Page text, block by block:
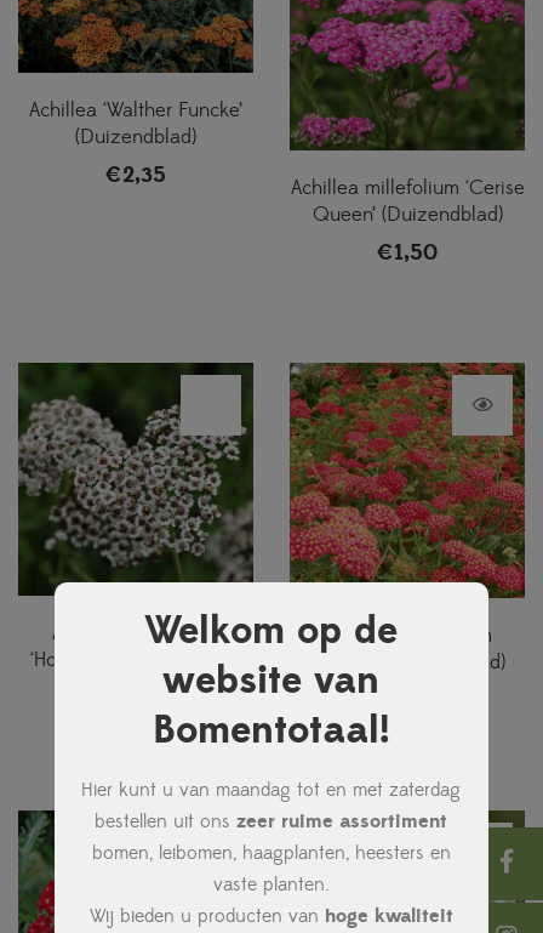
Welkom op de
website van
Bomentotaal!
Hier kunt u van maandag tot en met zaterdag
bestellen uit onszeer ruime assortiment
bomen, leibomen, haagplanten, heesters en
vaste planten.
Wij bieden u producten van hoge kwaliteit
Achillea ‘Walther Funcke’
(Duizendblad)
€2,35
Achillea millefolium ‘Cerise
Queen’ (Duizendblad)
€1,50
Achillea millefolium
‘Hoffnung’ (Duizendblad)
Achillea millefolium
‘Paprika’ (Duizendblad)